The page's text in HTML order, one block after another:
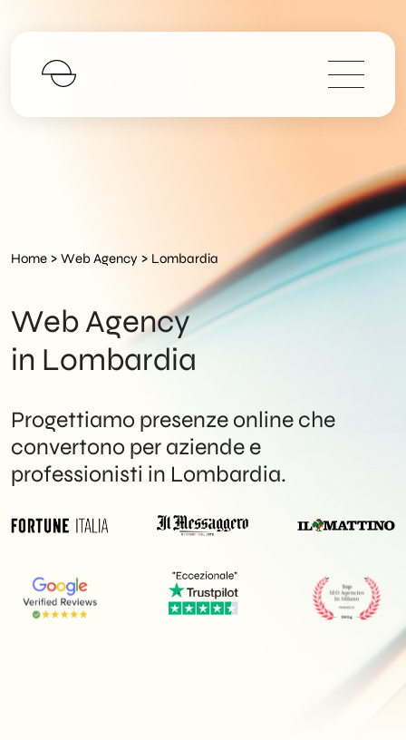
Blog
FAQs
Lavora con noi
IT
contatti
Home > Web Agency > Lombardia
Web Agency
in Lombardia
Progettiamo presenze online che
convertono per aziende e
professionisti in Lombardia.